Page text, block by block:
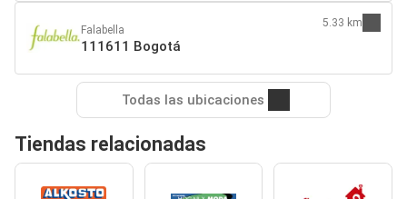
Falabella
111611 Bogotá
5.33 km
Todas las ubicaciones
Tiendas relacionadas